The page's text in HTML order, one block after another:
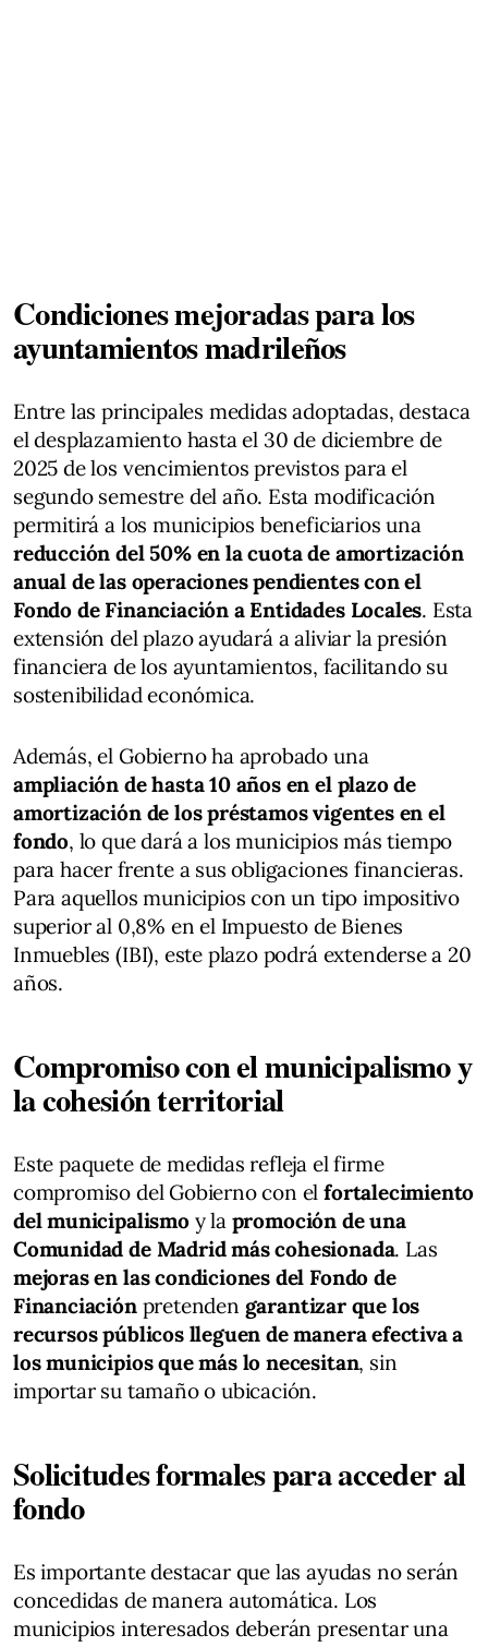
Condiciones mejoradas para los
ayuntamientos madrileños
Entre las principales medidas adoptadas, destaca
el desplazamiento hasta el 30 de diciembre de
2025 de los vencimientos previstos para el
segundo semestre del año. Esta modificación
permitirá a los municipios beneficiarios una
reducción del 50% en la cuota de amortización
anual de las operaciones pendientes con el
Fondo de Financiación a Entidades Locales. Esta
extensión del plazo ayudará a aliviar la presión
financiera de los ayuntamientos, facilitando su
sostenibilidad económica.
Además, el Gobierno ha aprobado una
ampliación de hasta 10 años en el plazo de
amortización de los préstamos vigentes en el
fondo, lo que dará a los municipios más tiempo
para hacer frente a sus obligaciones financieras.
Para aquellos municipios con un tipo impositivo
superior al 0,8% en el Impuesto de Bienes
Inmuebles (IBI), este plazo podrá extenderse a 20
años.
Compromiso con el municipalismo y
la cohesión territorial
Este paquete de medidas refleja el firme
compromiso del Gobierno con elfortalecimiento
del municipalismoy la promoción de una
Comunidad de Madrid más cohesionada. Las
mejoras en las condiciones del Fondo de
Financiaciónpretenden garantizar que los
recursos públicos lleguen de manera efectiva a
los municipios que más lo necesitan, sin
importar su tamaño o ubicación.
Solicitudes formales para acceder al
fondo
Es importante destacar que las ayudas no serán
concedidas de manera automática. Los
municipios interesados deberán presentar una